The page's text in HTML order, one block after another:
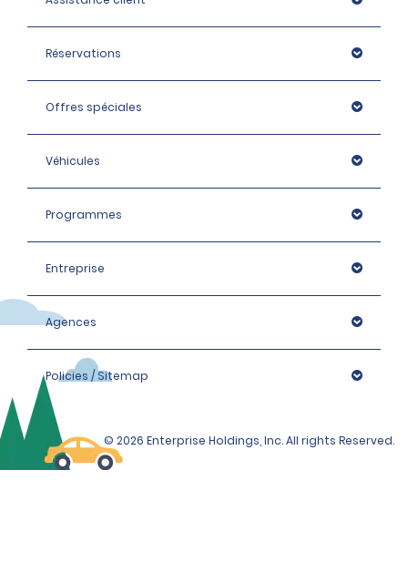
Réservations
Offres spéciales
Véhicules
Programmes
Entreprise
Agences
Policies / Sitemap
© 2026 Enterprise Holdings, Inc. All rights Reserved.